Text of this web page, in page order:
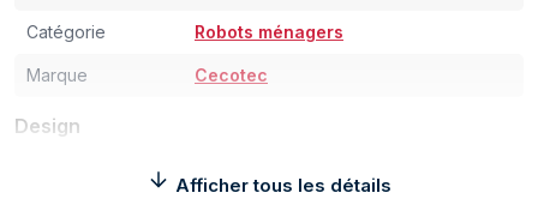
Catégorie Robots ménagers
Marque Cecotec
Design
Couleur du produit Acier inoxydable
Afficher tous les détails